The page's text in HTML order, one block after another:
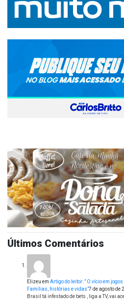
Últimos Comentários
Elizeu em Artigo do leitor: ” O vício em
Famílias, histórias e vidas”7 de agosto de
Brasil tá infestado de bets , liga a TV, vai